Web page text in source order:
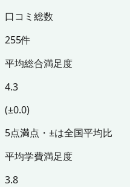
口コミ総数
255件
平均総合満足度
4.3
(±0.0)
5点満点・±は全国平均比
平均学費満足度
3.8